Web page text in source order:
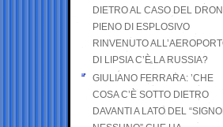
DIETRO AL CASO DEL
PIENO DI ESPLOSIVO
RINVENUTO
DI LIPSIA C’È LA RUSSIA?
GIULIANO FERRARA: ’CHE
COSA C’È SOTTO DIETRO
DAVANTI A LATO DEL